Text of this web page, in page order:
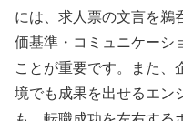
には、求人票の文言を鵜
価基準・コミュニケーシ
ことが重要です。また、
境でも成果を出せるエン